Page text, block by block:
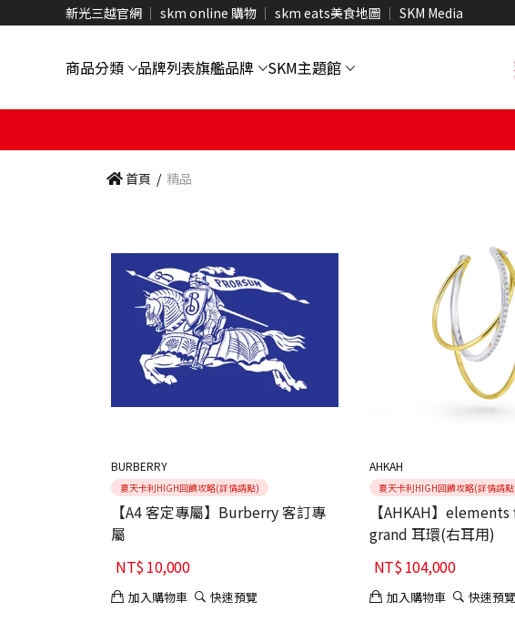
新光三越官網 skm online 購物 skm eats美食地圖 SKM Media
商品分類 品牌列表旗艦品牌 SKM主題館
首頁 / 精品
BURBERRY
夏天卡利HIGH回饋攻略(詳情請點)
【A4 客定專屬】Burberry 客訂專
屬
NT$10,000
加入購物車 快速預覽
AHKAH
夏天卡利HIGH回饋攻略(詳情請
【AHKAH】
grand 耳環(右耳用)
NT$104,000
加入購物車 快速預覽